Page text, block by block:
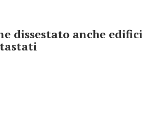
dissestato anche edifici